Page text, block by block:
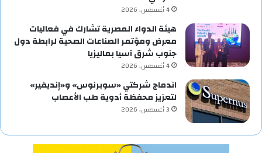
4 أغسطس، 2026
هيئة الدواء المصرية تشارك في فعاليات
معرض ومؤتمر الصناعات الصحية لرابطة دول
جنوب شرق آسيا بماليزيا
4 أغسطس، 2026
اندماج شركتي «سوبرنوس» و«إنديفير»
لتعزيز محفظة أدوية طب الأعصاب
3 أغسطس، 2026